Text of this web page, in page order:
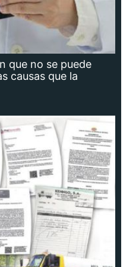
que no se puede
causas que la